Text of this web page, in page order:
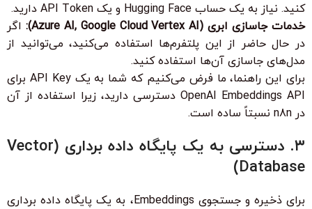
کنید. نیاز به یک حساب Hugging Face و یک
API Token دارید.
خدمات جاسازی ابری (Azure AI, Google Cloud Vertex AI):
اگر
در حال حاضر از این پلتفرم‌ها استفاده می‌کنید، می‌توانید از
مدل‌های جاسازی آن‌ها استفاده کنید.
برای این راهنما، ما فرض می‌کنیم که شما به یکAPI Key برای
OpenAI Embeddings API دسترسی دارید، زیرا استفاده از آن
در n8n نسبتاً ساده است.
۳. دسترسی به یک پایگاه داده برداری (Vector
Database)
برای ذخیره و جستجوی Embeddings، به یک پایگاه داده برداری